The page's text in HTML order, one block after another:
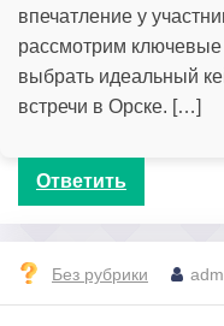
впечатление у
рассмотрим
выбрать идеальный
встречи в Орске. […]
Ответить
Без рубрики